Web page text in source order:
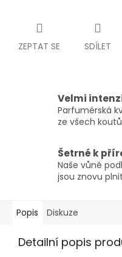
ZEPTAT SE SDÍLET
Velmi
Parfumérská
ze všech
Šetrné k
Naše vůně
jsou znovu
Popis Diskuze
Detailní popis